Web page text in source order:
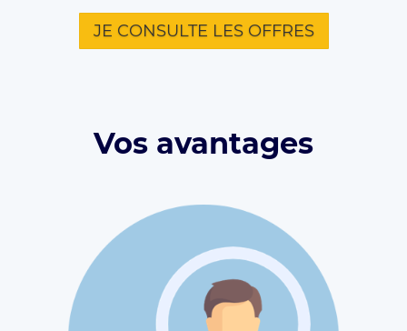
JE CONSULTE LES OFFRES
Vos avantages